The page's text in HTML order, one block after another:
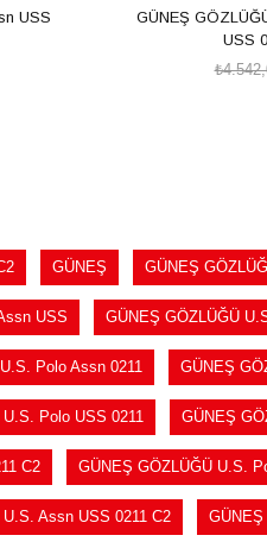
USS
GÜNEŞ
USS
GÜNEŞ GÜNEŞ
USS GÜNEŞ GÖZLÜĞÜ
Polo Assn 0211 GÜNEŞ
Polo USS 0211 GÜNEŞ
C2 GÜNEŞ GÖZLÜĞÜ U.S.
Assn USS 0211 C2